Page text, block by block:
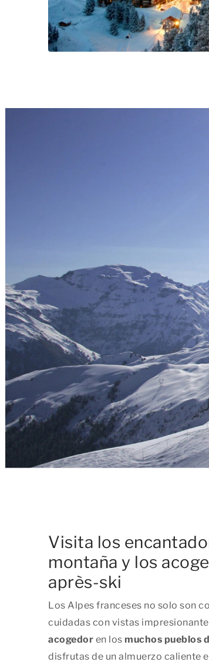
Visita los
montaña y los
après-ski
Los Alpes franceses no solo son
cuidadas con vistas
acogedor en los muchos pueblos
disfrutas de un almuerzo caliente